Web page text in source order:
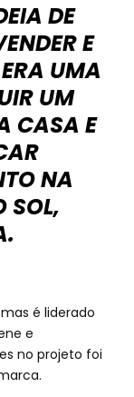
DE
E
UMA
UM
CASA E
NA
SOL,
é liderado
e
no projeto foi